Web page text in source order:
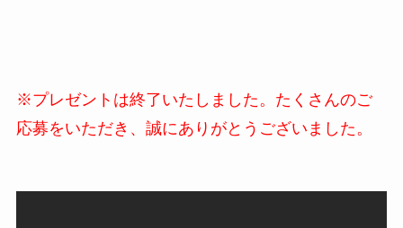
※プレゼントは終了いたしました。たくさんのご
応募をいただき、誠にありがとうございました。